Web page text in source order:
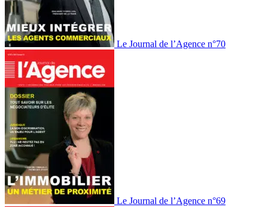
Le Journal de l’Agence n°70
Le Journal de l’Agence n°69